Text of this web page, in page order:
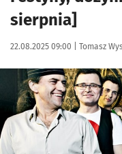
sierpnia]
Data publikacji:
22.08.2025 09:00 | Autor:
Tomasz
Kliknij, aby zobaczyć